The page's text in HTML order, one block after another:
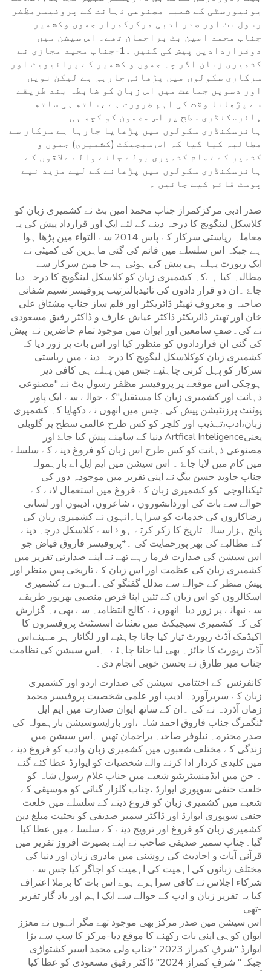
یونیورسٹی کے شعبہ مصنوعی ذہانت کے پروفیسرمظفر
رسول بٹ اور صدر ادبی مرکزکمراز جموں وکشمیر
جناب محمد امین بٹ براجمان تھے۔ اس سیشن میں
دوقراردادیں پیش کی گئیں ۔1-جناب مجید مجازی نے
کشمیری زبان اگر چہ جموں و کشمیر کے پرائیویٹ اور
سرکاری سکولوں میں پڑھائی جارہی ہے لیکن نویں
اور دسویں جماعت میں اس زبان کو ضابطہ بند طریقے
سے پڑھانا وقت کی اہم ضرورت ہے ،ساتھ ہی ساتھ
ہائرسکنڈری سطح پر اس مضمون کو کچھ ہی
ہائرسکنڈری سکولوں میں پڑھایا جارہا ہے سرکار سے
مطالبہ کیا گیا کہ اس سبجیکٹ (کشمیری) جموں و
کشمیر کے تمام کشمیری بولے جانے والے علاقوں کے
ہائرسکنڈری سکولوں میں پڑھانے کے لیے مزید نیے
پوسٹ قائم کیے جائیں ۔
صدر ادبی مرکزکمراز جناب محمد امین بٹ نے کشمیری زبان کو
کلاسکل لینگویج کا درجہ دینے کے لئے ایک اور قرارداد پیش کی یہ
معاملہ ریاستی سرکار کے پاس 2014 سے التواء مین پڑھا ہوا
ہے جبکہ اس سلسلے میں قائم کی گئی ماہرین کی کمیٹی نے
ایک رپورٹ پہلے ہی پیش کی ہوئی ہے جا مین سرکار سے
مطالبہ کیا ہےکہ کشمیری زبان کو کلاسکل لینگویج کا درجہ دیا
جاۓ ۔ان دو قرار دادوں کی تائیدبالترتیب پروفیسر نسیم شفائی
صاحبہ و معروف ثھیٹر ڈائریکٹر اور فلم ساز جناب مشتاق علی
خان اور تھیٹر ڈائریکٹر ڈاکٹر عیاش عارف و ڈاکٹر رفیق مسعودی
نے کی۔صفِ سامعین اور ایوان میں موجود تمام حاضرین نے پیش
کی گئی ان قراردادوں کو منظور کیا اور اس بات پر زور دیا کہ
کشمیری زبان کوکلاسکل لیگویج کا درجہ دینے میں ریاستی
سرکار کو پہل کرنی چاہئیے جس میں پہلے ہی کافی دیر
ہوچکی اس موقعے پر پروفیسر مظفر رسول بٹ نے "مصنوعی
ذہانت اور کشمیری زبان کا مستقبل"کے حوالے سے ایک پاور
پوئنٹ پرزنٹیشن پیش کی۔جس میں انھوں نے دکھایا کہ کشمیری
زبان،ادب،تہذیب اور کلچر کو کس طرح عالمی سطح پر گلوبلی
دنیا کے سامنے پیش کیا جاۓ اور Artfical Inteligenceیعنی
مصنوعی ذہانت کو کس طرح اس زبان کو فروغ دینے کے سلسلے
میں کام میں لایا جاۓ ۔ اس سیشن میں ایم ایل اے بارہمولہ
جناب جاوید حسن بیگ نے اپنی تقریر میں موجودہ دور کی
ٹیکنالوجی کو کشمیری زبان کے فروغ میں استعمال لانے کے
حوالے سے بات کی اوردانشوروں ، شاعروں، ادیبوں اور لسانی
رضاکاروں کی خدمات کو سراہا۔انہوں نے کشمیری زبان کی
پانچ ہزار سالہ تاریخ کا زکر کرتے ہوۓ اسے کلاسکل درجہ دینے
کے مطالبے کی بھر پورحمایت کی ۔*پروفیسر فاروق فیاض جو
اس سیشن کی صدارت فرما رہے تھے نے اپنے صدارتی تقریر میں
کشمیری زبان کی عظمت اور اس زبان کے تاریخی پس منظر اور
پیش منظر کے حوالے سے مدلل گفتگو کی۔انہوں نے کشمیری
اسکالروں کو اس زبان کے تئیں اپنا فرض منصبی بھرپور طریقے
سے نبھانے پر زور دیا۔انھوں نے کالج انتظامیہ سے بھی یہ گزارش
کی کہ کشمیری سبجیکٹ میں تعئنات اسسٹنٹ پروفسروں کا
اکیڈمک آڈٹ رپورٹ تیار کیا جانا چاہئیے اور لگاتار ہر مہینےاس
آڈٹ رپورٹ کا جائزہ بھی لیا جانا چاہئے ۔اس سیشن کی نظامت
جناب میر طارق نے بحسن خوبی انجام دی۔
کانفرنس کے اختتامی سیشن کی صدارت اردو اور کشمیری
زبان کے سربرآوردہ ادیب اور علمی شخصیت پروفیسر محمد
زماں آذردہ نے کی ۔ان کے ساتھ ایوان صدارت میں ایم ایل
ٹنگمرگ جناب فاروق احمد شاہ ،اور بارایسوسیشن بارہمولہ کی
صدر محترمہ نیلوفر صاحبہ براجمان تھیں ۔اس سیشن میں
زندگی کے مختلف شعبوں میں کشمیری زبان وادب کو فروغ دینے
میں کلیدی کردار ادا کرنے والے شخصیات کو ایوارڈ عطا کئے گئے
۔ جن میں ایڈمنسٹریٹیو شعبے میں جناب غلام رسول شاہ کو
خلعت حنفی سوپوری ایوارڈ ،جناب گلزار گنائی کو موسیقی کے
شعبے میں کشمیری زبان کو فروغ دینے کے سلسلے میں خلعت
حنفی سوپوری ایوارڈ اور ڈاکٹر سمیر صدیقی کو بحثیت مبلغ دین
کشمیری زبان کو فروغ اور ترویج دینے کے سلسلے میں عطا کیا
گیا۔جناب سمیر صدیقی صاحب نے اپنے بصیرت افروز تقریر میں
قرآنی آیات و احادیث کی روشنی میں مادری زبان اور دنیا کی
مختلف زبانوں کی اہمیت کی اہمیت کو اجاگر کیا جس سے
شرکاء اجلاس نے کافی سراہرے ہوے اس بات کا برملا اعتراف
کیا یہ تقریر زبان و ادب کے حوالے سے ایک اہم اور یاد گار تقریر
تھی-
اس سیشن مین صدر مرکز بھی موجود تھے مگر انہوں نے معزز
ایوان کوہی اپنی بات رکھنے کا موقع دیا-مرکز کا سب سے بڑا
ایوارڈ "شرفِ کمراز 2023 "جناب ولی محمد اسیر کشتواڑی
جبکہ" شرفِ کمراز 2024" ڈاکٹر رفیق مسعودی کو عطا کیا